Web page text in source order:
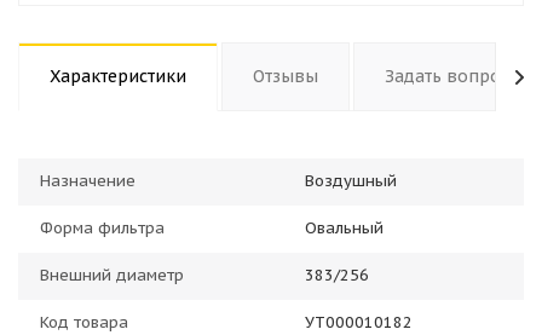
Характеристики Отзывы Задать вопрос
Назначение Воздушный
Форма фильтра Овальный
Внешний диаметр 383/256
Код товара УТ000010182